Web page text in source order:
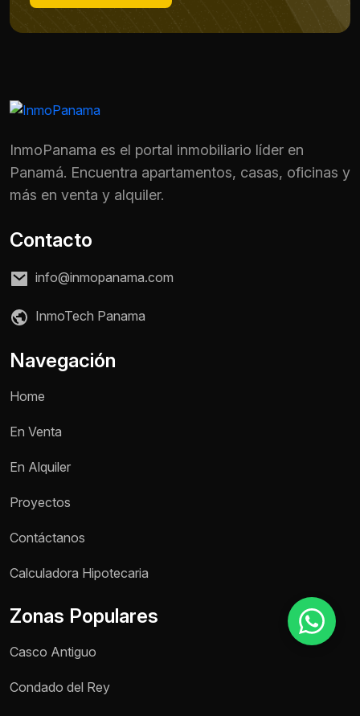
Teléfono / WhatsApp *
InmoPanama es el portal inmobiliario líder en
Panamá. Encuentra apartamentos, casas, oficinas y
más en venta y alquiler.
Contacto
info@inmopanama.com
InmoTech Panama
Navegación
Home
En Venta
En Alquiler
Proyectos
Contáctanos
Calculadora Hipotecaria
Zonas Populares
Casco Antiguo
Condado del Rey